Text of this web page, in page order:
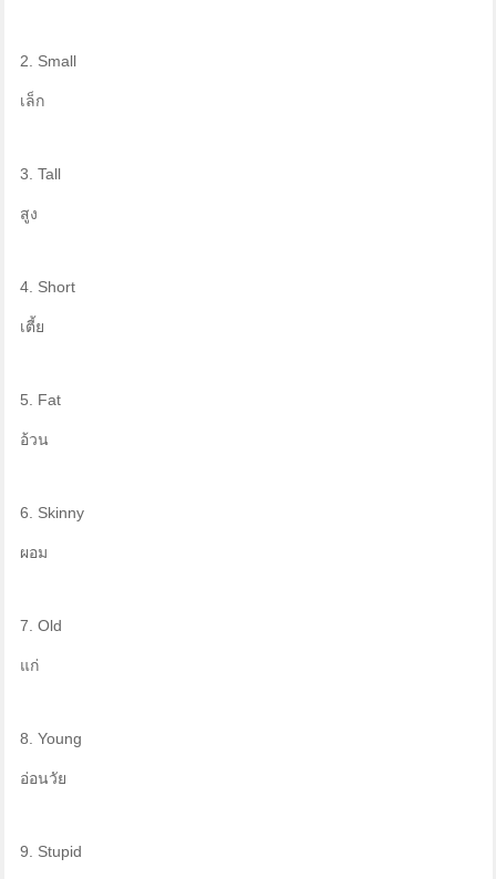
2. Small
เล็ก
3. Tall
สูง
4. Short
เตี้ย
5. Fat
อ้วน
6. Skinny
ผอม
7. Old
แก่
8. Young
อ่อนวัย
9. Stupid